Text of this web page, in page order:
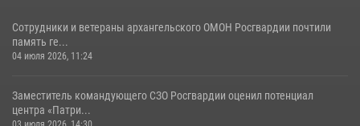
Сотрудники и ветераны архангельского ОМОН Росгвардии почтили
память ге...
04 июля 2026, 11:24
Заместитель командующего СЗО Росгвардии оценил потенциал
центра «Патри...